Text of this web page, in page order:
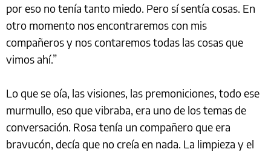
por eso no tenía tanto miedo. Pero sí sentía cosas. En
otro momento nos encontraremos con mis
compañeros y nos contaremos todas las cosas que
vimos ahí.”
Lo que se oía, las visiones, las premoniciones, todo ese
murmullo, eso que vibraba, era uno de los temas de
conversación. Rosa tenía un compañero que era
bravucón, decía que no creía en nada. La limpieza y el